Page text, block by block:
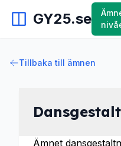
GY25.se
Tillbaka till ämnen
Ämnet